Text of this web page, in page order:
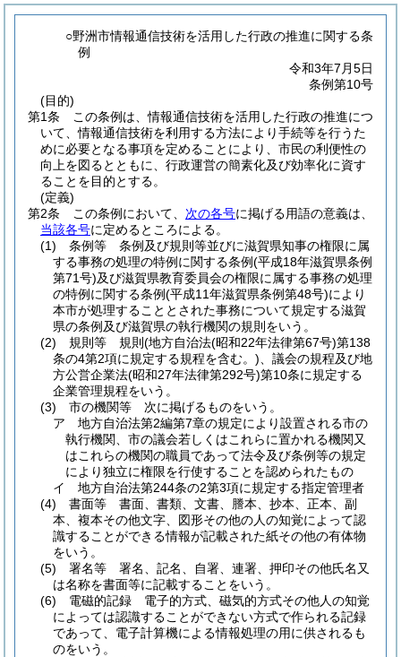
○野洲市情報通信技術を活用した行政の推進に関する条
例
令和3年7月5日
条例第10号
(目的)
第1条
この条例は、情報通信技術を活用した行政の推進につ
いて、情報通信技術を利用する方法により手続等を行うた
めに必要となる事項を定めることにより、市民の利便性の
向上を図るとともに、行政運営の簡素化及び効率化に資す
ることを目的とする。
(定義)
第2条
この条例において、 次の各号に掲げる用語の意義は、
当該各号に定めるところによる。
(1)
条例等 条例及び規則等並びに滋賀県知事の権限に属
する事務の処理の特例に関する条例(平成18年滋賀県条例
第71号)及び滋賀県教育委員会の権限に属する事務の処理
の特例に関する条例(平成11年滋賀県条例第48号)により
本市が処理することとされた事務について規定する滋賀
県の条例及び滋賀県の執行機関の規則をいう。
(2)
規則等 規則 (地方自治法(昭和22年法律第67号)第138
条の4第2項に規定する規程を含む。) 、議会の規程及び地
方公営企業法(昭和27年法律第292号)第10条に規定する
企業管理規程をいう。
(3)
市の機関等 次に掲げるものをいう。
ア
地方自治法第2編第7章の規定により設置される市の
執行機関、市の議会若しくはこれらに置かれる機関又
はこれらの機関の職員であって法令及び条例等の規定
により独立に権限を行使することを認められたもの
イ
地方自治法第244条の2第3項に規定する指定管理者
(4)
書面等 書面、書類、文書、謄本、抄本、正本、副
本、複本その他文字、図形その他の人の知覚によって認
識することができる情報が記載された紙その他の有体物
をいう。
(5)
署名等 署名、記名、自署、連署、押印その他氏名又
は名称を書面等に記載することをいう。
(6)
電磁的記録 電子的方式、磁気的方式その他人の知覚
によっては認識することができない方式で作られる記録
であって、電子計算機による情報処理の用に供されるも
のをいう。